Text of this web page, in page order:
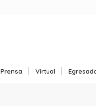
Prensa Virtual